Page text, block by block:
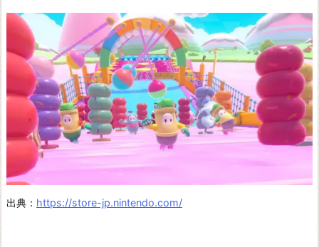
g
h
t
ス
ペ
ル
ブ
レ
出典： https://store-jp.nintendo.com/